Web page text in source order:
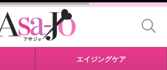
エイジングケア